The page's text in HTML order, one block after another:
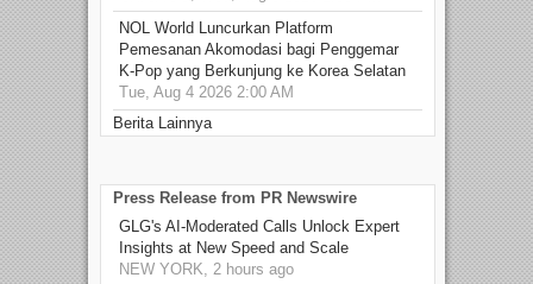
NOL World Luncurkan Platform
Pemesanan Akomodasi bagi Penggemar
K-Pop yang Berkunjung ke Korea Selatan
Tue, Aug 4 2026 2:00 AM
Berita Lainnya
Press Release from PR Newswire
GLG's AI-Moderated Calls Unlock Expert
Insights at New Speed and Scale
NEW YORK, 2 hours ago